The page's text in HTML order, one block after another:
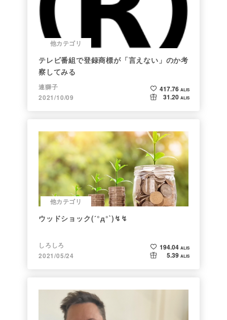
他カテゴリ
テレビ番組で登録商標が「言えない」のか考
察してみる
連獅子
2021/10/09
417.76 ALIS
31.20 ALIS
他カテゴリ
ウッドショック(´°д°`)↯↯
しろしろ
2021/05/24
194.04 ALIS
5.39 ALIS